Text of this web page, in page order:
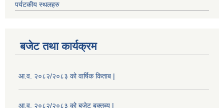
पर्यटकीय स्थलहरु
बजेट तथा कार्यक्रम
आ.व. २०८२/२०८३ को वार्षिक किताब |
आ.व. २०८२/२०८३ को बजेट बक्तब्य |